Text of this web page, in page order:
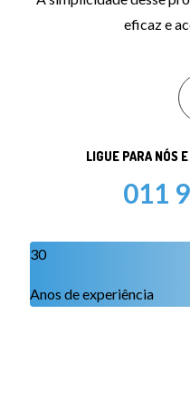
eficaz e
LIGUE PARA NÓS
011
30
Anos de experiência